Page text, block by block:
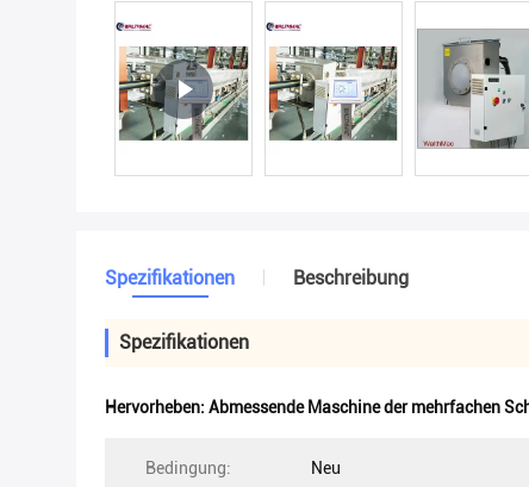
Spezifikationen Beschreibung
Spezifikationen
Hervorheben: Abmessende Maschine der mehrfachen
Bedingung: Neu